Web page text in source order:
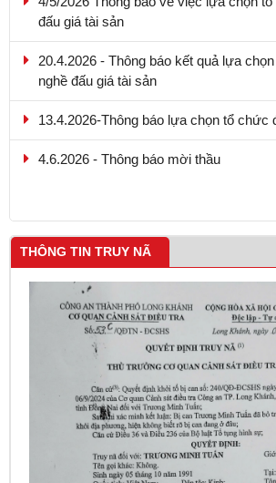
đấu giá tài sản
nghề đấu giá tài sản
THÔNG TIN TRUY NÃ